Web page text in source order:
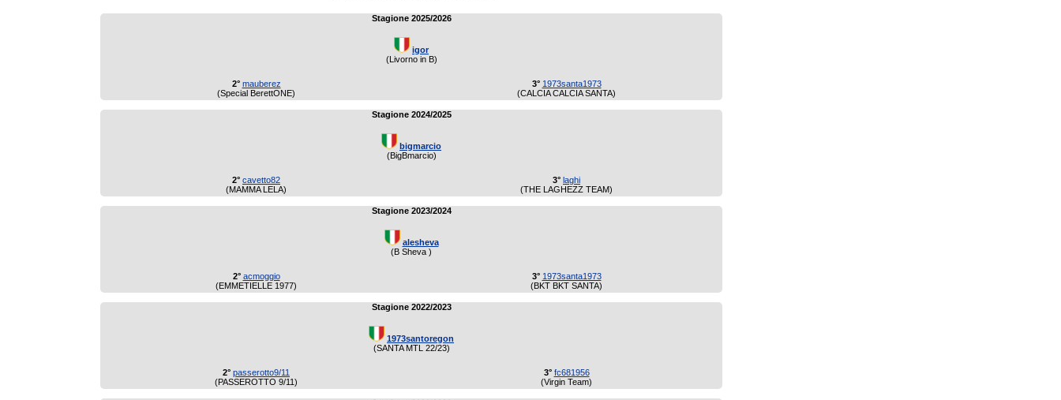
Stagione 2025/2026
igor
(Livorno in B)
2° mauberez
(Special BerettONE)
3° 1973santa1973
(CALCIA CALCIA SANTA)
Stagione 2024/2025
bigmarcio
(BigBmarcio)
2° cavetto82
(MAMMA LELA)
3° laghi
(THE LAGHEZZ TEAM)
Stagione 2023/2024
alesheva
(B Sheva )
2° acmoggio
(EMMETIELLE 1977)
3° 1973santa1973
(BKT BKT SANTA)
Stagione 2022/2023
1973santoregon
(SANTA MTL 22/23)
2° passerotto9/11
(PASSEROTTO 9/11)
3° fc681956
(Virgin Team)